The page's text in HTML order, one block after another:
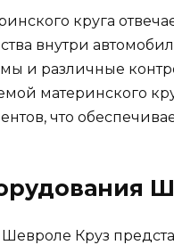
круга
внутри
и различные
материнского
что
Круз